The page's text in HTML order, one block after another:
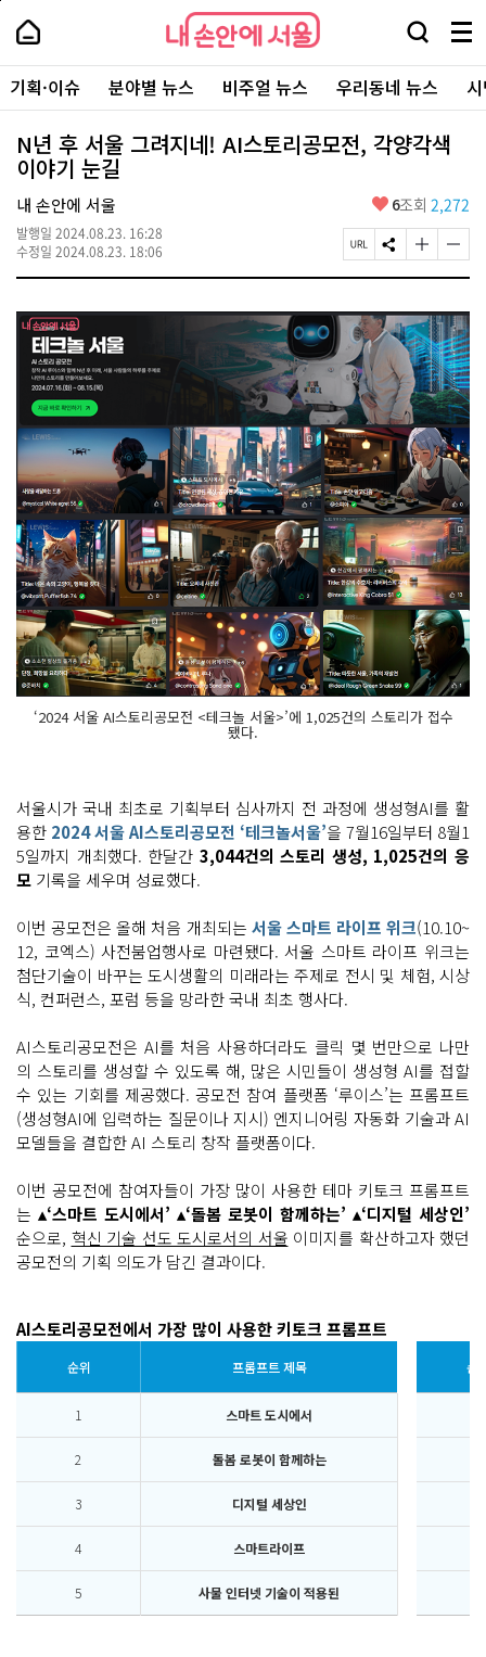
본
로
가
기
내
손
안
에
서
울
-
서
울
시
대
표
소
통
포
내
손
에
서
울
검
창
열
기
메
뉴
전
체
보
주
요
서
기획·이슈 분야별 뉴스 비주얼 뉴스 우리동네 뉴스
N년 후 서울 그려지네! AI스토리공모전, 각양각색
이야기 눈길
내 손안에 서울
발행일 2024.08.23. 16:28
수정일 2024.08.23. 18:06
좋
요
6조회 2,272
페
이
U
R
L
복
사
S
N
공
유
하
기
글
자
기
크
게
변
경
하
기
글
자
기
작
게
변
경
하
기
‘2024 서울 AI스토리공모전 <테크놀 서울>’에 1,025건의 스토리가 접수
됐다.
서울시가 국내 최초로 기획부터 심사까지 전 과정에 생성형AI를 활
용한 2024 서울 AI스토리공모전 ‘테크놀서울’을 7월16일부터 8월1
5일까지 개최했다. 한달간 3,044건의 스토리 생성, 1,025건의 응
모 기록을 세우며 성료했다.
이번 공모전은 올해 처음 개최되는 서울 스마트 라이프 위크(10.10~
12, 코엑스) 사전붐업행사로 마련됐다. 서울 스마트 라이프 위크는
첨단기술이 바꾸는 도시생활의 미래라는 주제로 전시 및 체험, 시상
식, 컨퍼런스, 포럼 등을 망라한 국내 최초 행사다.
AI스토리공모전은 AI를 처음 사용하더라도 클릭 몇 번만으로 나만
의 스토리를 생성할 수 있도록 해, 많은 시민들이 생성형 AI를 접할
수 있는 기회를 제공했다. 공모전 참여 플랫폼 ‘루이스’는 프롬프트
(생성형AI에 입력하는 질문이나 지시) 엔지니어링 자동화 기술과 AI
모델들을 결합한 AI 스토리 창작 플랫폼이다.
이번 공모전에 참여자들이 가장 많이 사용한 테마 키토크 프롬프트
는 ▴‘스마트 도시에서’ ▴‘돌봄 로봇이 함께하는’ ▴‘디지털 세상인’
순으로, 혁신 기술 선도 도시로서의 서울 이미지를 확산하고자 했던
공모전의 기획 의도가 담긴 결과이다.
AI스토리공모전에서 가장 많이 사용한 키토크 프롬프트
순위 프롬프트 제목 순
1 스마트 도시에서
2 돌봄 로봇이 함께하는
3 디지털 세상인
4 스마트라이프
5 사물 인터넷 기술이 적용된
페
상
단
으
로